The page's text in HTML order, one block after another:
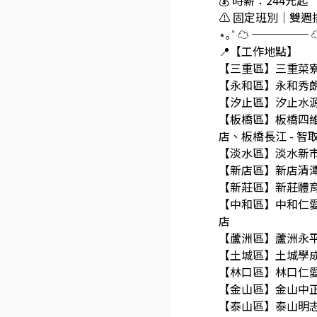
⚠️ 固定班別｜雙週
⋆｡˚ ☁️ ───── ☁️
📍【工作地點】
【三重區】三重
【永和區】永和
【汐止區】汐止
【板橋區】板橋
店、板橋長江 - 智
【淡水區】淡水
【新店區】新店
【新莊區】新莊
【中和區】中和
店
【蘆洲區】蘆洲
【土城區】土城
【林口區】林口仁
【金山區】金山中
【泰山區】泰山明